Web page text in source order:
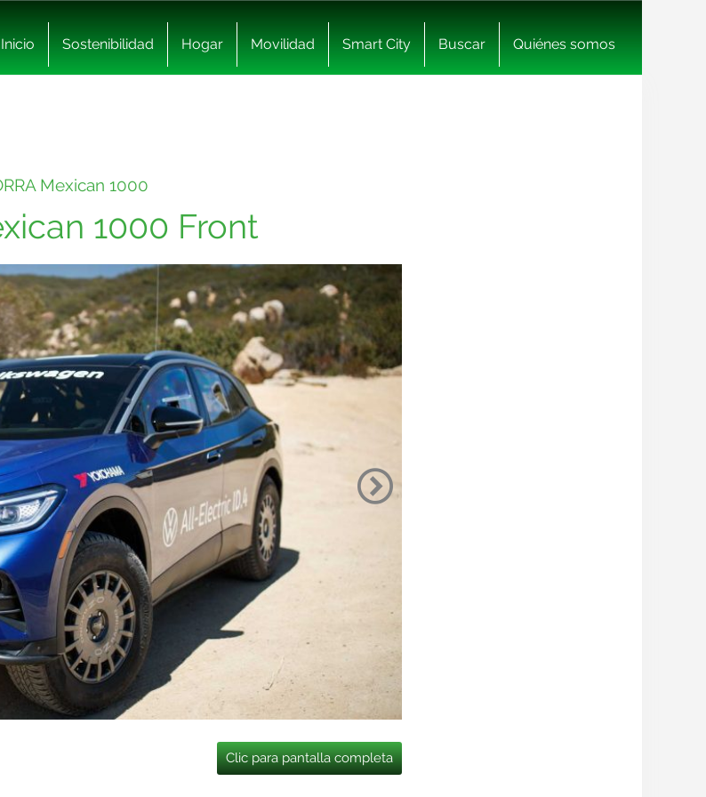
Inicio Sostenibilidad Hogar Movilidad Smart City Buscar Quiénes somos
Mexican 1000
1000 Front
Clic para pantalla completa